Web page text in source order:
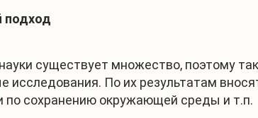
подход
существует множество, поэтому
исследования. По их результатам
по сохранению окружающей среды и т.п.